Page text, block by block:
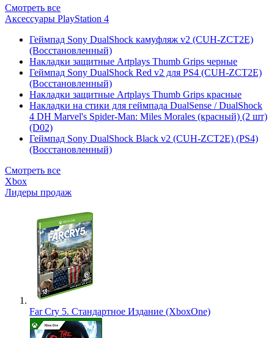
Смотреть все
Аксессуары PlayStation 4
Геймпад Sony DualShock камуфляж v2 (CUH-ZCT2E)
(Восстановленный)
Накладки защитные Artplays Thumb Grips черные
Геймпад Sony DualShock Red v2 для PS4 (CUH-ZCT2E)
(Восстановленный)
Накладки защитные Artplays Thumb Grips красные
Накладки на стики для геймпада DualSense / DualShock
4 DH Marvel's Spider-Man: Miles Morales (красный) (2 шт)
(D02)
Геймпад Sony DualShock Black v2 (CUH-ZCT2E) (PS4)
(Восстановленный)
Смотреть все
Xbox
Лидеры продаж
Far Cry 5. Стандартное Издание (XboxOne)